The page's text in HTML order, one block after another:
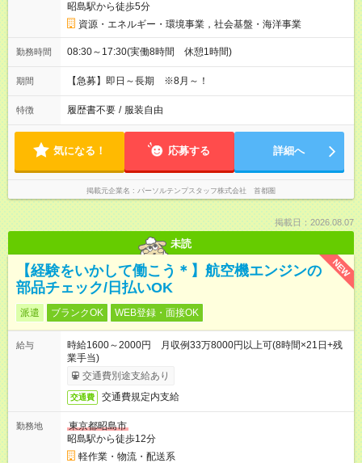
昭島駅から徒歩5分
資源・エネルギー・環境事業，社会基盤・海洋事業
勤務時間 08:30～17:30(実働8時間 休憩1時間)
期間 【急募】即日～長期 ※8月～！
特徴 履歴書不要 / 服装自由
気になる！ 応募する 詳細へ
掲載元企業名 パーソルテンプスタッフ株式会社 首都圏
掲載日：2026.08.07
未読
NEW
【経験をいかして働こう＊】航空機エンジンの
部品チェック/日払いOK
派遣 ブランクOK WEB登録・面接OK
給与
時給1600～2000円 月収例33万8000円以上可(8時間×21日+残
業手当)
交通費別途支給あり
交通費 交通費規定内支給
勤務地
東京都昭島市
昭島駅から徒歩12分
軽作業・物流・配送系